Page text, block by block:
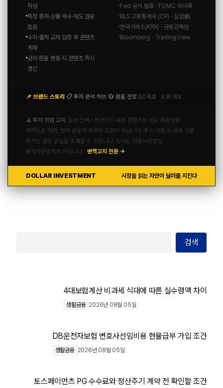
작성
특정 종목·상품 매수·매도 권유
없음
수치·출처 교차 검증 후 콘텐츠
게재
금리·환율 변동 시 콘텐츠 즉시
갱신
Fed 공식 발표 · FOMC 의사록
BLS 고용통계국 (CPI · 실업률)
한국거래소(KRX) · 금융감독원
Bloomberg · TradingView
📌 브랜드 스토리 📋 투자 분석 허브 💱 환율 전망 ✉️ 제휴 · 오류 제보
⚠️ 투자 위험 고지
달러 인베스트먼트의 모든 콘텐츠는 정보 제공만을
목적으로 하며, 법적·금융적·세무적 조언이 아닙니다. 주식·외환 등 금융 상품
투자는 원금 손실을 초래할 수 있습니다. 당사는 자본시장법상
투자자문업체가 아닙니다. 면책고지 전문 →
DOLLAR INVESTMENT 시장을 읽는 자만이 달러를 지킨다
검색
4대보험계산 비과세 식대에 따른 실수령액 차이
생활금융 2026년 08월 05일
DB운전자보험 변호사선임비용 현물급부 가입 조건
생활금융 2026년 08월 05일
토스페이먼츠 PG 수수료와 정산주기 계약 전 확인할 조건